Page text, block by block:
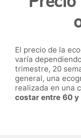
El precio de la
varía
trimestre, 20
general, una
realizada en una
costar entre 60 y